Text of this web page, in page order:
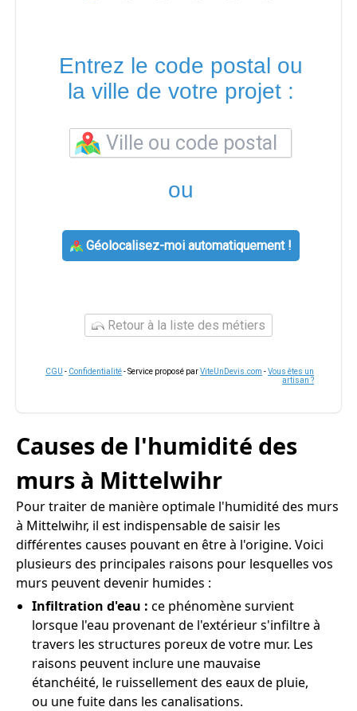
Entrez le code postal ou
la ville de votre projet :
ou
Géolocalisez-moi automatiquement !
Retour à la liste des métiers
CGU - Confidentialité- Service proposé parViteUnDevis.com -Vous êtes un
artisan ?
Causes de l'humidité des
murs à Mittelwihr
Pour traiter de manière optimale l'humidité des murs
à Mittelwihr, il est indispensable de saisir les
différentes causes pouvant en être à l'origine. Voici
plusieurs des principales raisons pour lesquelles vos
murs peuvent devenir humides :
Infiltration d'eau : ce phénomène survient
lorsque l'eau provenant de l'extérieur s'infiltre à
travers les structures poreux de votre mur. Les
raisons peuvent inclure une mauvaise
étanchéité, le ruissellement des eaux de pluie,
ou une fuite dans les canalisations.